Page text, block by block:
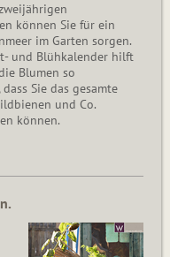
können Sie für ein
im Garten sorgen.
und Blühkalender hilft
Blumen so
Sie das gesamte
und Co.
können.